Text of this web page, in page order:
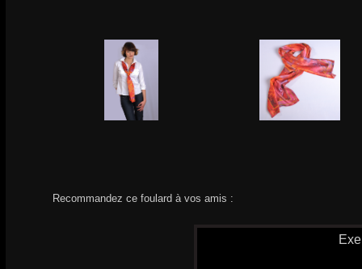
Recommandez ce foulard à vos amis :